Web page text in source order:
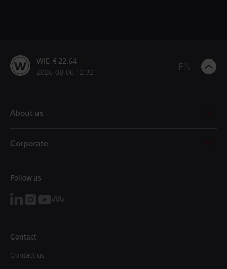
WIE € 22.64
2026-08-06 12:32 EN
About us
Corporate
Follow us
Contact
Contact us